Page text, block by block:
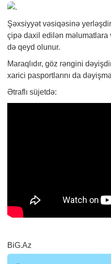
Şəxsiyyət vəsiqəsinə
çipə daxil edilən məlumatlara
də qeyd olunur.
Maraqlıdır, göz rəngini
xarici pasportlarını da
Ətraflı süjetdə:
BiG.Az